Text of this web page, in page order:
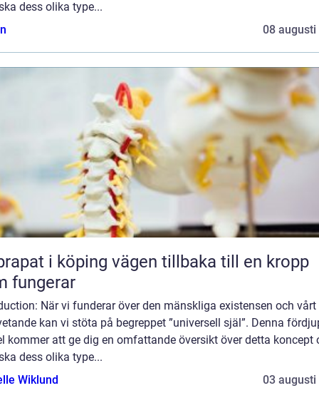
dess olika type...
08 augusti
köping vägen tillbaka till en kropp
fungerar
När vi funderar över den mänskliga existensen och vårt
kan vi stöta på begreppet ”universell själ”. Denna
kommer att ge dig en omfattande översikt över detta koncept
dess olika type...
Wiklund
03 augusti